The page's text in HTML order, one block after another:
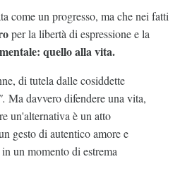
come un progresso, ma che nei fatti
per la libertà di espressione e la
quello alla vita.
di tutela dalle cosiddette
Ma davvero difendere una vita,
un'alternativa è un atto
gesto di autentico amore e
un momento di estrema